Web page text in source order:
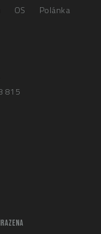
OS Polánka
815